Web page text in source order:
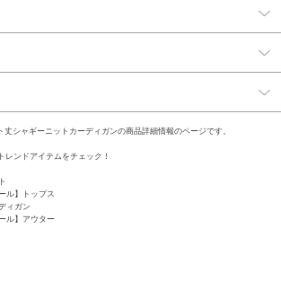
丈シャギーニットカーディガンの商品詳細情報のページです。
レンドアイテムをチェック！
ール】トップス
ィガン
ール】アウター